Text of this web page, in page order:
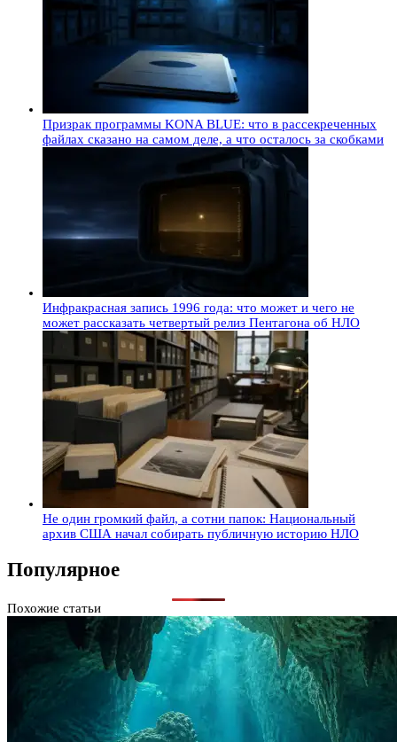
Призрак программы KONA BLUE: что в рассекреченных
файлах сказано на самом деле, а что осталось за скобками
Инфракрасная запись 1996 года: что может и чего не
может рассказать четвертый релиз Пентагона об НЛО
Не один громкий файл, а сотни папок: Национальный
архив США начал собирать публичную историю НЛО
Популярное
Похожие статьи